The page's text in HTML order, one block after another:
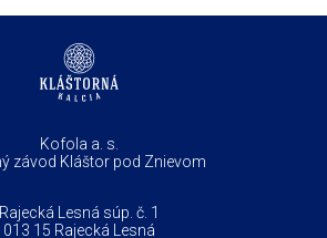
Kofola a. s.
závod Kláštor pod Znievom
Rajecká Lesná súp. č. 1
013 15 Rajecká Lesná